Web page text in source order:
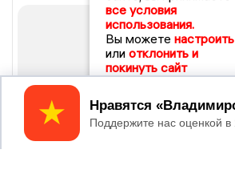
все условия
использования.
Вы можете настроить
или отклонить и
покинуть сайт
Принять